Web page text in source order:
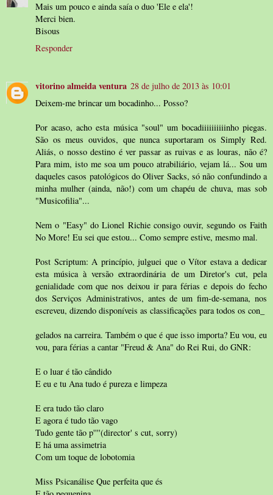
Mais um pouco e ainda saía o duo 'Ele e ela'!
Merci bien.
Bisous
Responder
vitorino almeida ventura 28 de julho de 2013 às 10:01
Deixem-me brincar um bocadinho... Posso?
Por acaso, acho esta música "soul" um bocadiiiiiiiiiinho piegas.
São os meus ouvidos, que nunca suportaram os Simply Red.
Aliás, o nosso destino é ver passar as ruivas e as louras, não é?
Para mim, isto me soa um pouco atrabiliário, vejam lá... Sou um
daqueles casos patológicos do Oliver Sacks, só não confundindo a
minha mulher (ainda, não!) com um chapéu de chuva, mas sob
"Musicofilia"...
Nem o "Easy" do Lionel Richie consigo ouvir, segundo os Faith
No More! Eu sei que estou... Como sempre estive, mesmo mal.
Post Scriptum: A princípio, julguei que o Vítor estava a dedicar
esta música à versão extraordinária de um Diretor's cut, pela
genialidade com que nos deixou ir para férias e depois do fecho
dos Serviços Administrativos, antes de um fim-de-semana, nos
escreveu, dizendo disponíveis as classificações para todos os con_
gelados na carreira. Também o que é que isso importa? Eu vou, eu
vou, para férias a cantar "Freud & Ana" do Rei Rui, do GNR:
E o luar é tão cândido
E eu e tu Ana tudo é pureza e limpeza
E era tudo tão claro
E agora é tudo tão vago
Tudo gente tão p''''(director' s cut, sorry)
E há uma assimetria
Com um toque de lobotomia
Miss Psicanálise Que perfeita que és